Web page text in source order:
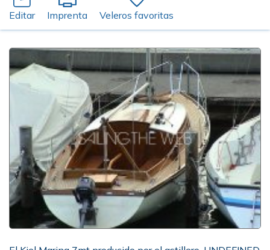
Editar Imprenta Veleros favoritas